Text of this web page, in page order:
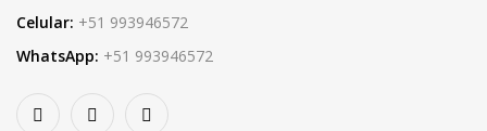
Celular: +51 993946572
WhatsApp: +51 993946572